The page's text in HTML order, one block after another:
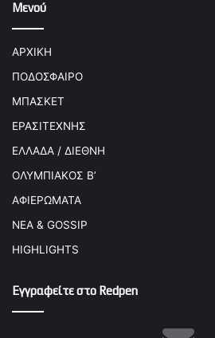
Μενού
ΑΡΧΙΚΗ
ΠΟΔΟΣΦΑΙΡΟ
ΜΠΑΣΚΕΤ
ΕΡΑΣΙΤΕΧΝΗΣ
ΕΛΛΑΔΑ / ΔΙΕΘΝΗ
ΟΛΥΜΠΙΑΚΟΣ Β’
ΑΦΙΕΡΩΜΑΤΑ
ΝΕΑ & GOSSIP
HIGHLIGHTS
Εγγραφείτε στο Redpen